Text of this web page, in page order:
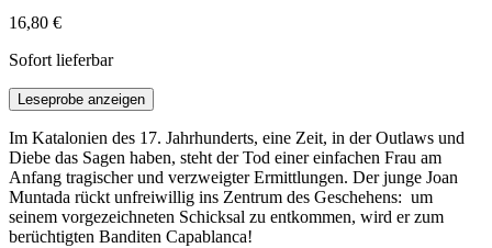
16,80 €
Sofort lieferbar
Leseprobe anzeigen
Im Katalonien des 17. Jahrhunderts, eine Zeit, in der Outlaws und
Diebe das Sagen haben, steht der Tod einer einfachen Frau am
Anfang tragischer und verzweigter Ermittlungen. Der junge Joan
Muntada rückt unfreiwillig ins Zentrum des Geschehens: um
seinem vorgezeichneten Schicksal zu entkommen, wird er zum
berüchtigten Banditen Capablanca!